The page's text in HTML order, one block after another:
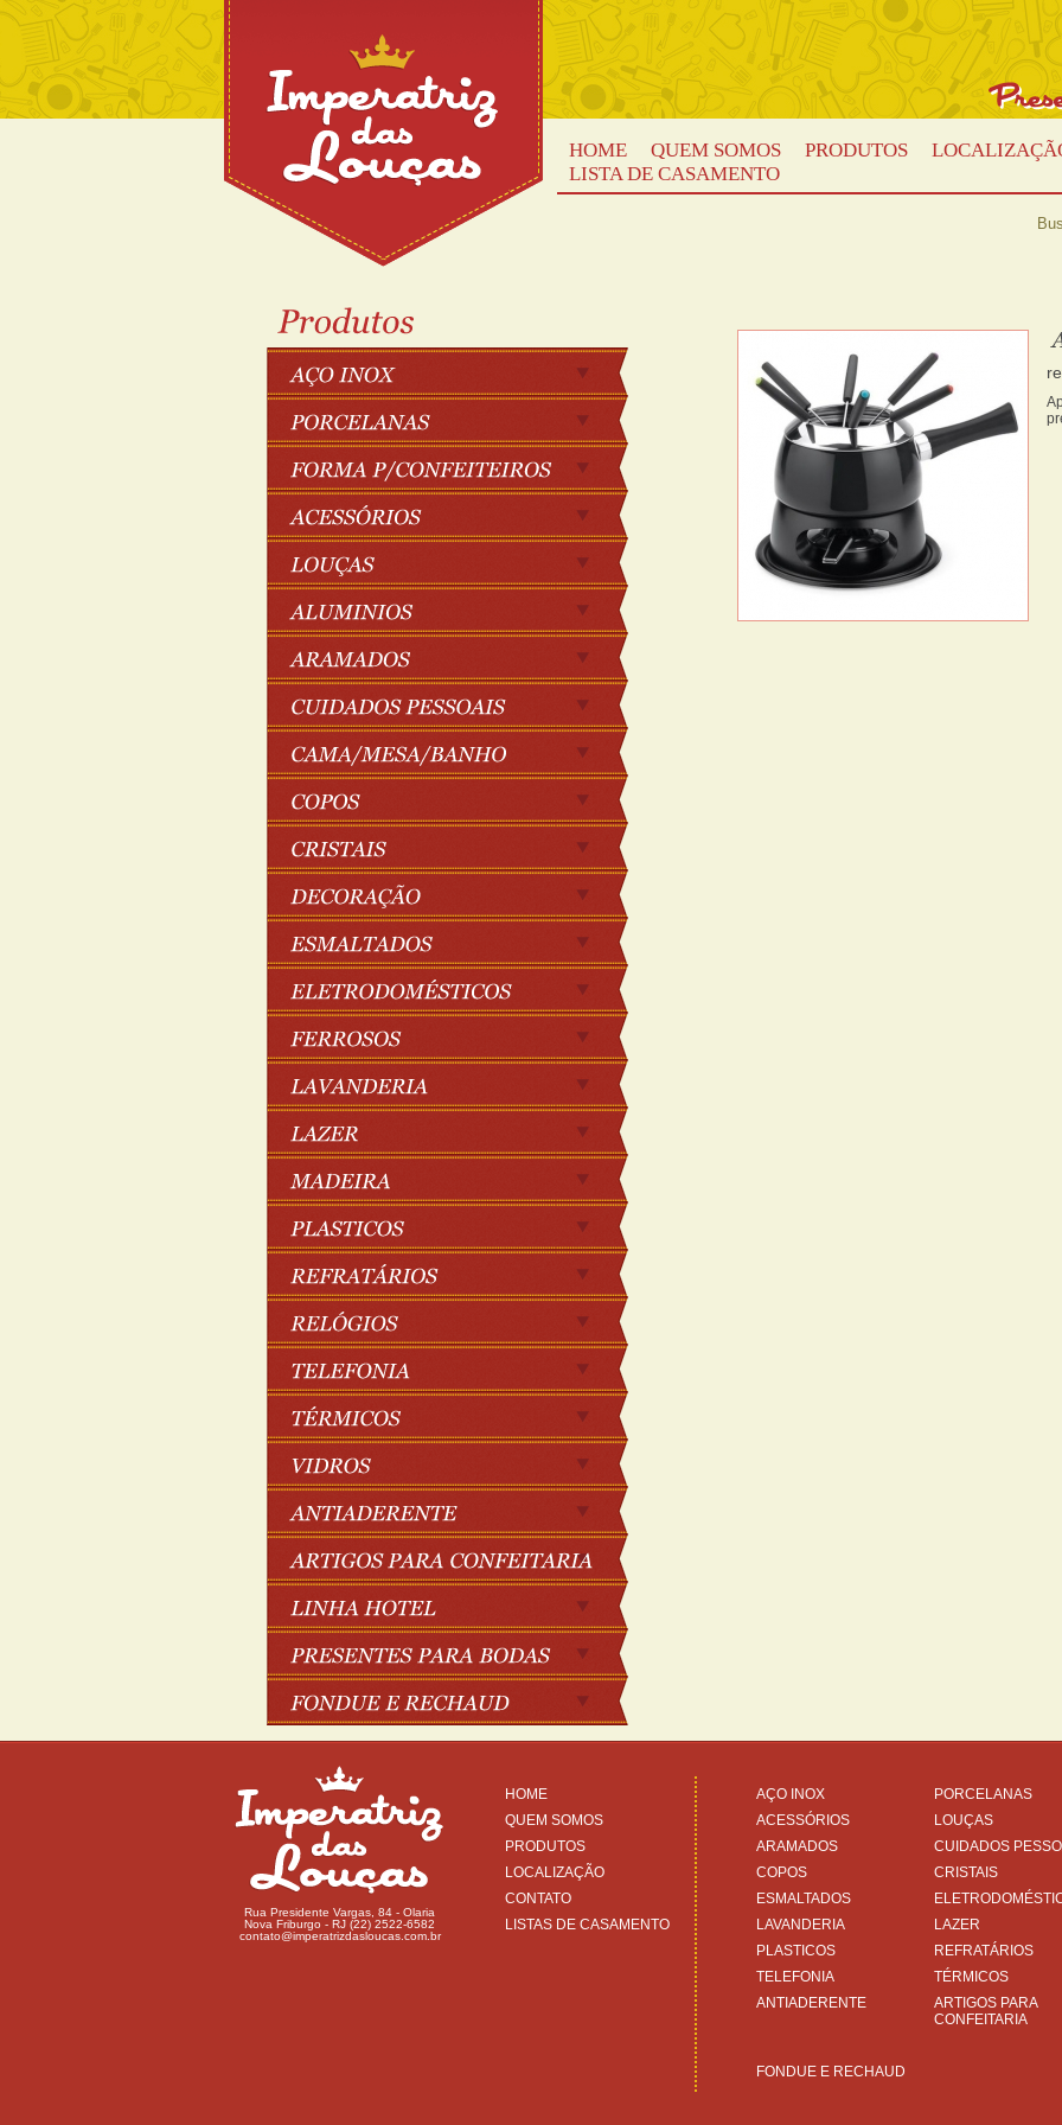
HOME QUEM SOMOS PRODUTOS
LISTA DE CASAMENTO
Rua Presidente Vargas, 84 - Olaria
Nova Friburgo - RJ (22) 2522-6582
contato@imperatrizdasloucas.com.br
HOME
QUEM SOMOS
PRODUTOS
LOCALIZAÇÃO
CONTATO
LISTAS DE CASAMENTO
AÇO INOX PORCELANAS
ACESSÓRIOS
LOUÇAS
ARAMADOS
CUIDADOS
COPOS
CRISTAIS
ESMALTADOS
LAVANDERIA
LAZER
PLASTICOS
REFRATÁRIOS
TELEFONIA
TÉRMICOS
ANTIADERENTE
ARTIGOS PARA
CONFEITARIA
FONDUE E RECHAUD